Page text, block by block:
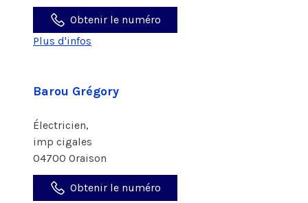
Obtenir le numéro
Plus d'infos
Barou Grégory
Électricien,
imp cigales
04700 Oraison
Obtenir le numéro